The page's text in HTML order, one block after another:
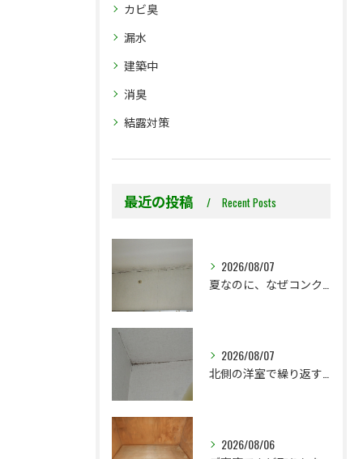
カビ臭
漏水
建築中
消臭
結露対策
最近の投稿 Recent Posts
2026/08/07
2026/08/07
2026/08/06